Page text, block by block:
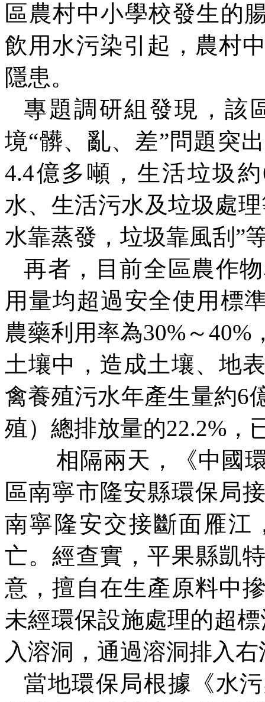
區農村中小學校發生的
飲用水污染引起，農村
隱患。
專題調研組發現，該
境“髒、亂、差”問題突
4.4億多噸，生活垃圾約
水、生活污水及垃圾處
水靠蒸發，垃圾靠風刮”
再者，目前全區農作
用量均超過安全使用標
農藥利用率為30%～40%
土壤中，造成土壤、地
禽養殖污水年產生量約6
殖）總排放量的22.2% ，
相隔兩天，《中國
區南寧市隆安縣環保局
南寧隆安交接斷面雁江
亡。經查實，平果縣凱
意，擅自在生產原料中
未經環保設施處理的超
入溶洞，通過溶洞排入
當地環保局根據《水